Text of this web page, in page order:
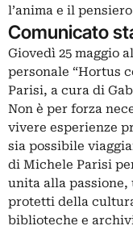
l’anima e il
Comunicato
Giovedì 25 maggio
personale “Hortus
Parisi, a cura di
Non è per forza
vivere esperienze
sia possibile
di Michele Parisi
unita alla passione,
protetti della
biblioteche e